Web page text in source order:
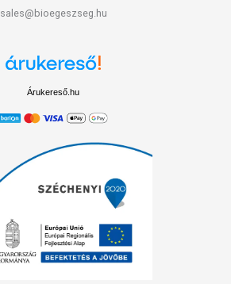
sales@bioegeszseg.hu
Árukereső.hu